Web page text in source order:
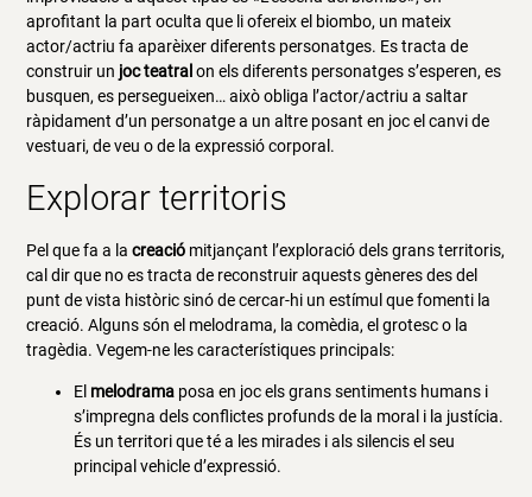
aprofitant la part oculta que li ofereix el biombo, un mateix
actor/actriu fa aparèixer diferents personatges. Es tracta de
construir un joc teatral on els diferents personatges s’esperen, es
busquen, es persegueixen… això obliga l’actor/actriu a saltar
ràpidament d’un personatge a un altre posant en joc el canvi de
vestuari, de veu o de la expressió corporal.
Explorar territoris
Pel que fa a lacreació mitjançant l’exploració dels grans territoris,
cal dir que no es tracta de reconstruir aquests gèneres des del
punt de vista històric sinó de cercar-hi un estímul que fomenti la
creació. Alguns són el melodrama, la comèdia, el grotesc o la
tragèdia. Vegem-ne les característiques principals:
El melodrama posa en joc els grans sentiments humans i
s’impregna dels conflictes profunds de la moral i la justícia.
És un territori que té a les mirades i als silencis el seu
principal vehicle d’expressió.